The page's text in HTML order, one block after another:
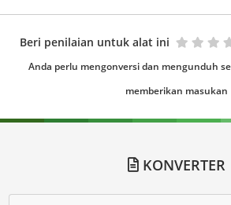
Beri penilaian untuk alat ini
Anda perlu mengonversi dan mengunduh
memberikan masukan
KONVERTER